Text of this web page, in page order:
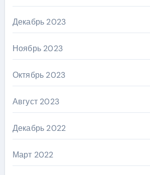
Декабрь 2023
Ноябрь 2023
Октябрь 2023
Август 2023
Декабрь 2022
Март 2022